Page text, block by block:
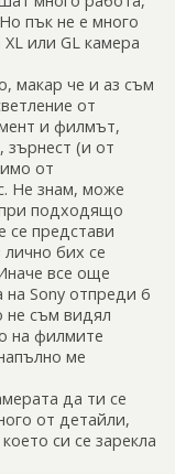
пък не е много
или GL камера
макар че и аз съм
от
и филмът,
зърнест (и от
от
Не знам, може
подходящо
се представи
бих се
все още
на Sony отпреди 6
не съм видял
на филмите
ме
да ти се
от детайли,
си се зарекла